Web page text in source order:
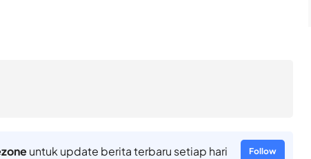
untuk update berita terbaru setiap hari Follow